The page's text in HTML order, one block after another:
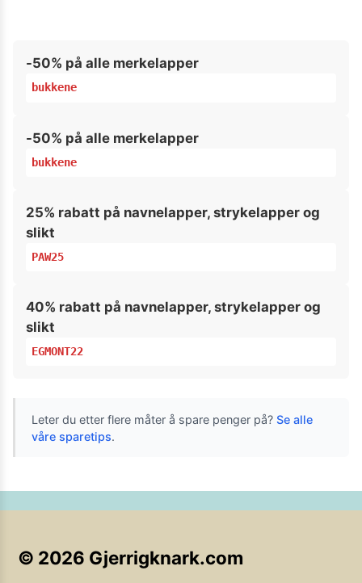
-50% på alle merkelapper
bukkene
-50% på alle merkelapper
bukkene
25% rabatt på navnelapper, strykelapper og
slikt
PAW25
40% rabatt på navnelapper, strykelapper og
slikt
EGMONT22
Leter du etter flere måter å spare penger på? Se alle
våre sparetips.
© 2026 Gjerrigknark.com